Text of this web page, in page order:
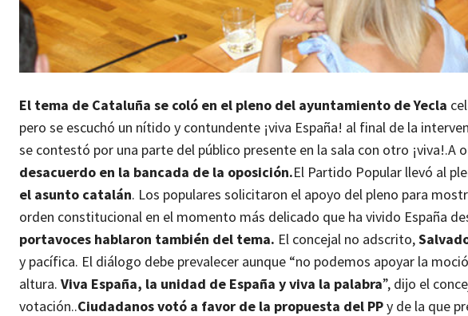
El tema de Cataluña se coló en el pleno del ayuntamiento de Yecla
pero se escuchó un nítido y contundente ¡viva España! al final de la
se contestó por una parte del público presente en la sala con otro ¡viva!.A
desacuerdo en la bancada de la oposición.El Partido Popular llevó al
el asunto catalán. Los populares solicitaron el apoyo del pleno para
orden constitucional en el momento más delicado que ha vivido España
portavoces hablaron también del tema. El concejal no adscrito,
y pacífica. El diálogo debe prevalecer aunque “no podemos apoyar la
altura. Viva España, la unidad de España y viva la palabra”, dijo el
votación..Ciudadanos votó a favor de la propuesta del PPy de la que